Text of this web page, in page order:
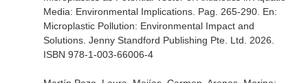
Media: Environmental Implications. Pag. 265-290. En:
Microplastic Pollution: Environmental Impact and
Solutions. Jenny Standford Publishing Pte. Ltd. 2026.
ISBN 978-1-003-66006-4